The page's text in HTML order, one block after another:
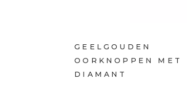
GEELGOUDEN
OORKNOPPEN MET
DIAMANT